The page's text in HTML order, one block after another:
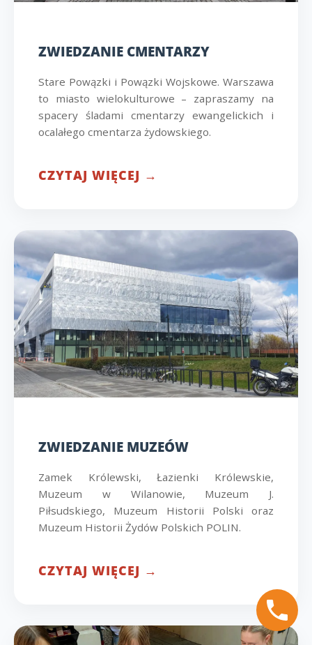
ZWIEDZANIE CMENTARZY
Stare Powązki i Powązki Wojskowe. Warszawa
to miasto wielokulturowe – zapraszamy na
spacery śladami cmentarzy ewangelickich i
ocalałego cmentarza żydowskiego.
CZYTAJ WIĘCEJ →
ZWIEDZANIE MUZEÓW
Zamek Królewski, Łazienki Królewskie,
Muzeum w Wilanowie, Muzeum J.
Piłsudskiego, Muzeum Historii Polski oraz
Muzeum Historii Żydów Polskich POLIN.
CZYTAJ WIĘCEJ →